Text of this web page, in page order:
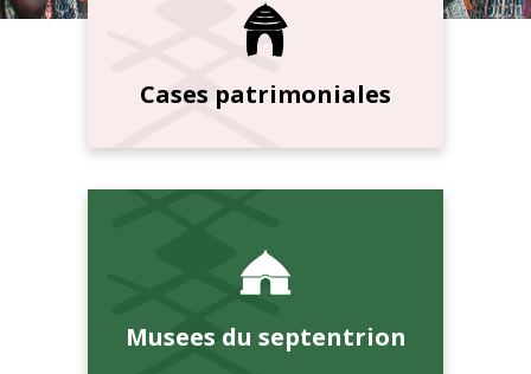
Cases patrimoniales
Musees du septentrion